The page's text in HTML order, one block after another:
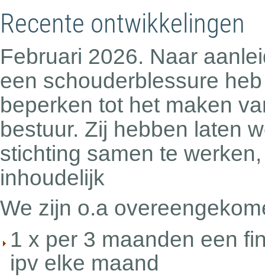
Recente ontwikkelingen
Februari 2026. Naar
een schouderblessure
beperken tot het maken
bestuur. Zij hebben laten
stichting samen te
inhoudelijk
We zijn o.a
1 x per 3 maanden een
ipv elke maand